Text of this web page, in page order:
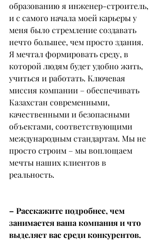
образованию я инженер-строитель,
и с самого начала моей карьеры у
меня было стремление создавать
нечто большее, чем просто здания.
Я мечтал формировать среду, в
которой людям будет удобно жить,
учиться и работать. Ключевая
миссия компании – обеспечивать
Казахстан современными,
качественными и безопасными
объектами, соответствующими
международным стандартам. Мы не
просто строим – мы воплощаем
мечты наших клиентов в
реальность.
– Расскажите подробнее, чем
занимается ваша компания и что
выделяет вас среди конкурентов.